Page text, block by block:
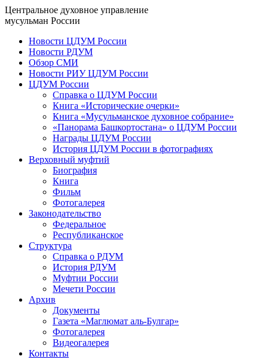
Центральное духовное управление
мусульман России
Новости ЦДУМ России
Новости РДУМ
Обзор СМИ
Новости РИУ ЦДУМ России
ЦДУМ России
Справка о ЦДУМ России
Книга «Исторические очерки»
Книга «Мусульманское духовное собрание»
«Панорама Башкортостана» о ЦДУМ России
Награды ЦДУМ России
История ЦДУМ России в фотографиях
Верховный муфтий
Биография
Книга
Фильм
Фотогалерея
Законодательство
Федеральное
Республиканское
Структура
Справка о РДУМ
История РДУМ
Муфтии России
Мечети России
Архив
Документы
Газета «Маглюмат аль-Булгар»
Фотогалерея
Видеогалерея
Контакты